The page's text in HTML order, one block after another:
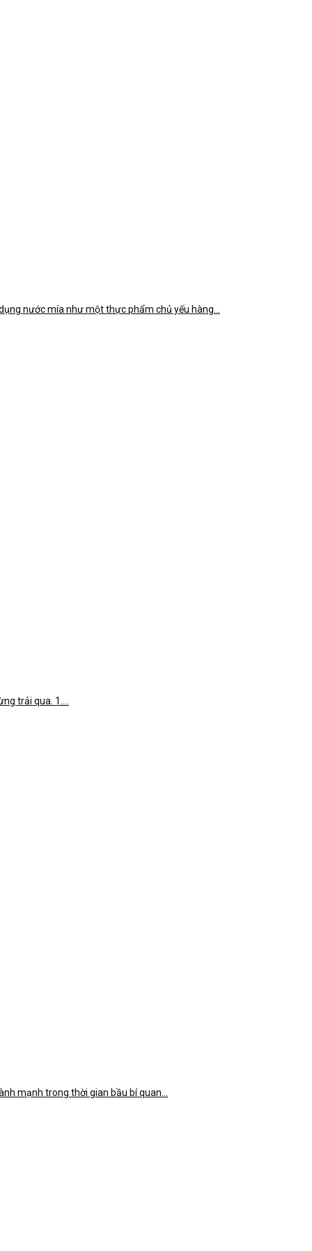
nước mía như một thực phẩm chủ yếu hàng...
trải qua. 1....
mạnh trong thời gian bầu bí quan...